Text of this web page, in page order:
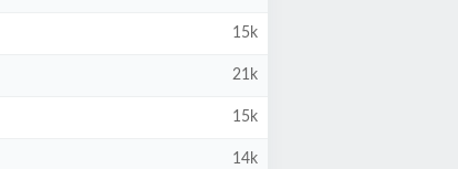
15k
21k
15k
14k